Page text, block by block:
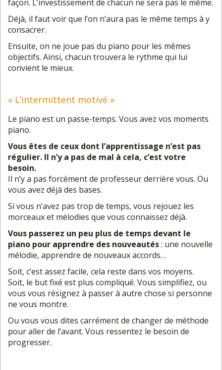
façon. L’investissement de chacun ne sera pas le même.
Déjà, il faut voir que l’on n’aura pas le même temps à y
consacrer.
Ensuite, on ne joue pas du piano pour les mêmes
objectifs. Ainsi, chacun trouvera le rythme qui lui
convient le mieux.
« L’intermittent motivé »
Le piano est un passe-temps. Vous avez vos moments
piano.
Vous êtes de ceux dont l’apprentissage n’est pas
régulier. Il n’y a pas de mal à cela, c’est votre
besoin.
Il n’y a pas forcément de professeur derrière vous. Ou
vous avez déjà des bases.
Si vous n’avez pas trop de temps, vous rejouez les
morceaux et mélodies que vous connaissez déjà.
Vous passerez un peu plus de temps devant le
piano pour apprendre des nouveautés: une nouvelle
mélodie, apprendre de nouveaux accords…
Soit, c’est assez facile, cela reste dans vos moyens.
Soit, le but fixé est plus compliqué. Vous simplifiez, ou
vous vous résignez à passer à autre chose si personne
ne vous montre.
Ou vous vous dites carrément de changer de méthode
pour aller de l’avant. Vous ressentez le besoin de
progresser.